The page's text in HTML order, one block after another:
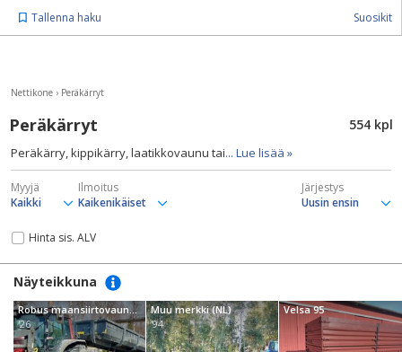
Tallenna haku Suosikit
Nettikone › Peräkärryt
Peräkärryt 554 kpl
Peräkärry, kippikärry, laatikkovaunu tai... Lue lisää »
Myyjä Ilmoitus Järjestys
Hinta sis. ALV
Näyteikkuna
Robus maansiirtovaunut, hinnat alkaen
'26
Muu merkki (NL)
'94
Velsa 95